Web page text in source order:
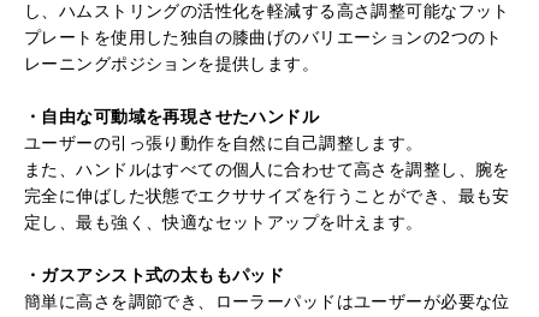
し、ハムストリングの活性化を軽減する高さ調整可能なフット
プレートを使用した独自の膝曲げのバリエーションの2つのト
レーニングポジションを提供します。
・自由な可動域を再現させたハンドル
ユーザーの引っ張り動作を自然に自己調整します。
また、ハンドルはすべての個人に合わせて高さを調整し、腕を
完全に伸ばした状態でエクササイズを行うことができ、最も安
定し、最も強く、快適なセットアップを叶えます。
・ガスアシスト式の太ももパッド
簡単に高さを調節でき、ローラーパッドはユーザーが必要な位